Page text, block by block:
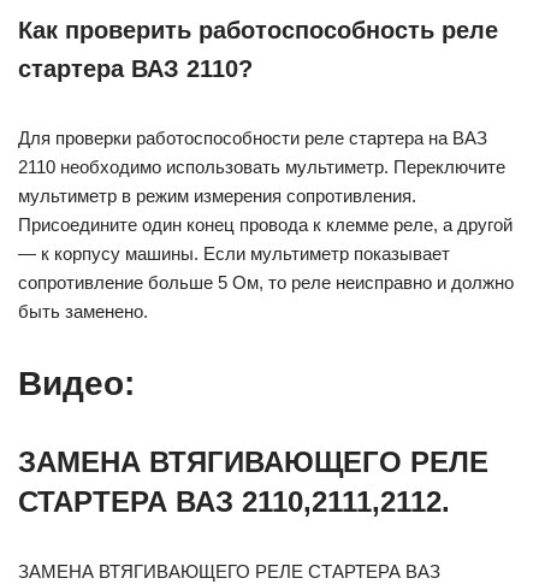
Как проверить работоспособность реле
стартера ВАЗ 2110?
Для проверки работоспособности реле стартера на ВАЗ
2110 необходимо использовать мультиметр. Переключите
мультиметр в режим измерения сопротивления.
Присоедините один конец провода к клемме реле, а другой
— к корпусу машины. Если мультиметр показывает
сопротивление больше 5 Ом, то реле неисправно и должно
быть заменено.
Видео:
ЗАМЕНА ВТЯГИВАЮЩЕГО РЕЛЕ
СТАРТЕРА ВАЗ 2110,2111,2112.
ЗАМЕНА ВТЯГИВАЮЩЕГО РЕЛЕ СТАРТЕРА ВАЗ